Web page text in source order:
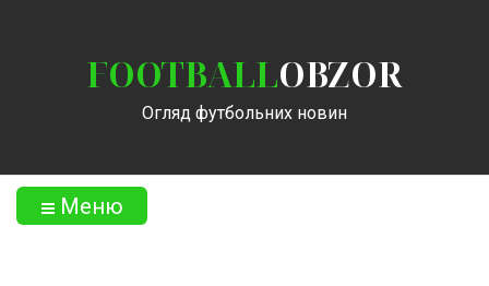
FOOTBALLOBZOR
Огляд футбольних новин
Меню